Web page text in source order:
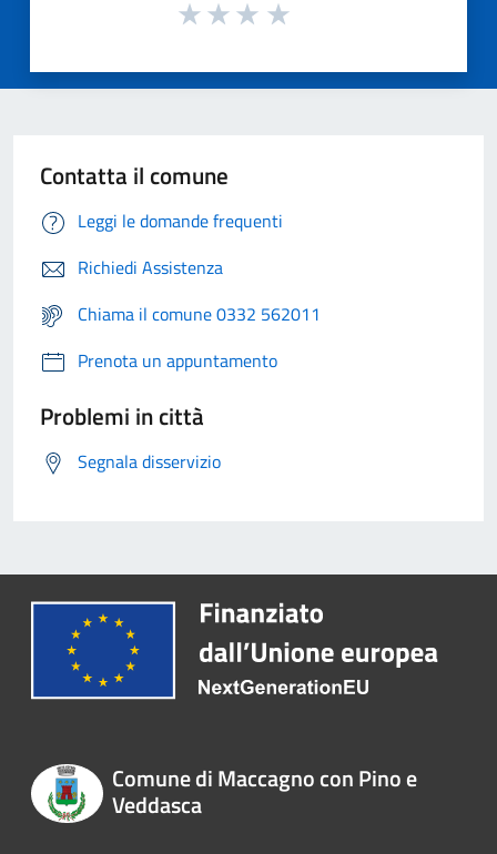
Contatta il comune
Leggi le domande frequenti
Richiedi Assistenza
Chiama il comune 0332 562011
Prenota un appuntamento
Problemi in città
Segnala disservizio
Comune di Maccagno con Pino e
Veddasca